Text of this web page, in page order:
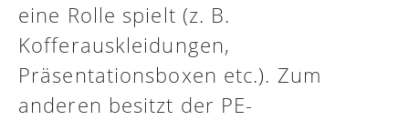
eine Rolle spielt (z. B.
Kofferauskleidungen,
Präsentationsboxen etc.). Zum
anderen besitzt der PE-